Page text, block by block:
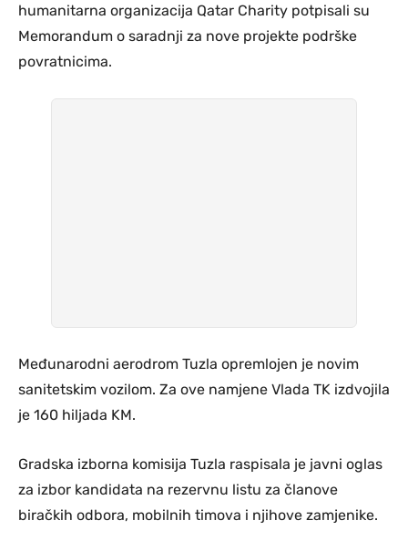
humanitarna organizacija Qatar Charity potpisali su
Memorandum o saradnji za nove projekte podrške
povratnicima.
Međunarodni aerodrom Tuzla opremlojen je novim
sanitetskim vozilom. Za ove namjene Vlada TK izdvojila
je 160 hiljada KM.
Gradska izborna komisija Tuzla raspisala je javni oglas
za izbor kandidata na rezervnu listu za članove
biračkih odbora, mobilnih timova i njihove zamjenike.